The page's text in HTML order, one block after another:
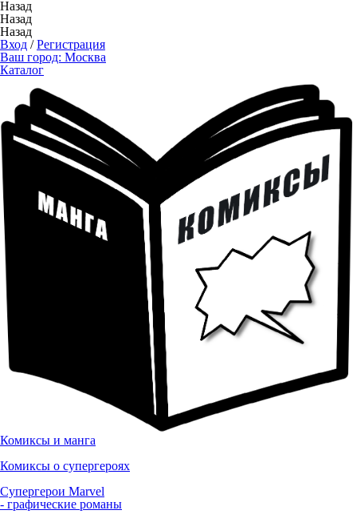
Назад
Назад
Назад
Вход /Регистрация
Ваш город: Москва
Каталог
Комиксы и манга
Комиксы о супергероях
Супергерои Marvel
- графические романы